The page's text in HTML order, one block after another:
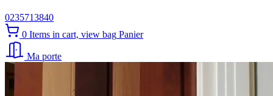
0235713840
0 Items in cart, view bag Panier
Ma porte